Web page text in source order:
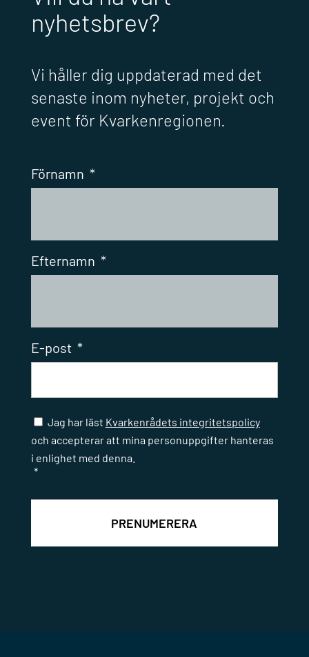
nyhetsbrev?
Vi håller dig uppdaterad med det
senaste inom nyheter, projekt och
event för Kvarkenregionen.
Förnamn *
Efternamn *
E-post *
Samtycke *
Jag har läst Kvarkenrådets integritetspolicy
och accepterar att mina personuppgifter hanteras
i enlighet med denna.
*